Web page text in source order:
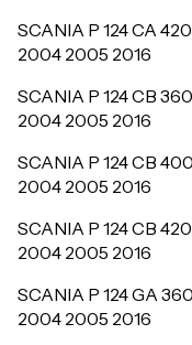
SCANIA P 124 CA
2004 2005 2016
SCANIA P 124 CB
2004 2005 2016
SCANIA P 124 CB
2004 2005 2016
SCANIA P 124 CB
2004 2005 2016
SCANIA P 124 GA
2004 2005 2016